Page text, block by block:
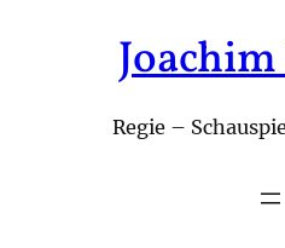
Regie –